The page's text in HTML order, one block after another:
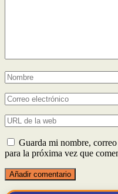
Guarda mi nombre,
para la próxima vez que